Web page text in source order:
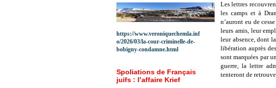
Les lettres
les camps et à
n’auront eu de
leurs amis, leur
leur absence, dont
libération auprès
sont marquées par
guerre, la lettre
tenteront de
https://www.veroniquechemla.inf
o/2026/03/la-cour-criminelle-de-
bobigny-condamne.html
Spoliations de Français
juifs : l’affaire Krief